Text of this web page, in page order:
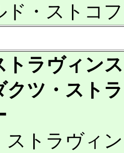
ド・ストコ
トラヴィン
クツ・スト
トラヴィ